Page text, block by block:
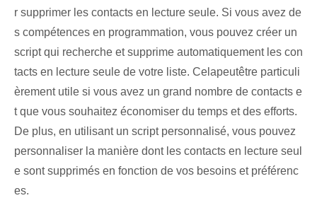
r supprimer les contacts en lecture seule. Si vous avez de
s compétences en programmation, vous pouvez créer un
script qui recherche et supprime automatiquement les con
tacts en lecture seule de votre liste. Cela⁢peut⁤être particuli
èrement utile si vous avez un grand nombre de contacts e
t que vous souhaitez économiser du temps et des efforts.
De plus, en utilisant un script personnalisé, vous pouvez
personnaliser la manière dont les contacts en lecture seul
e sont supprimés en fonction de vos besoins et préférenc
es.